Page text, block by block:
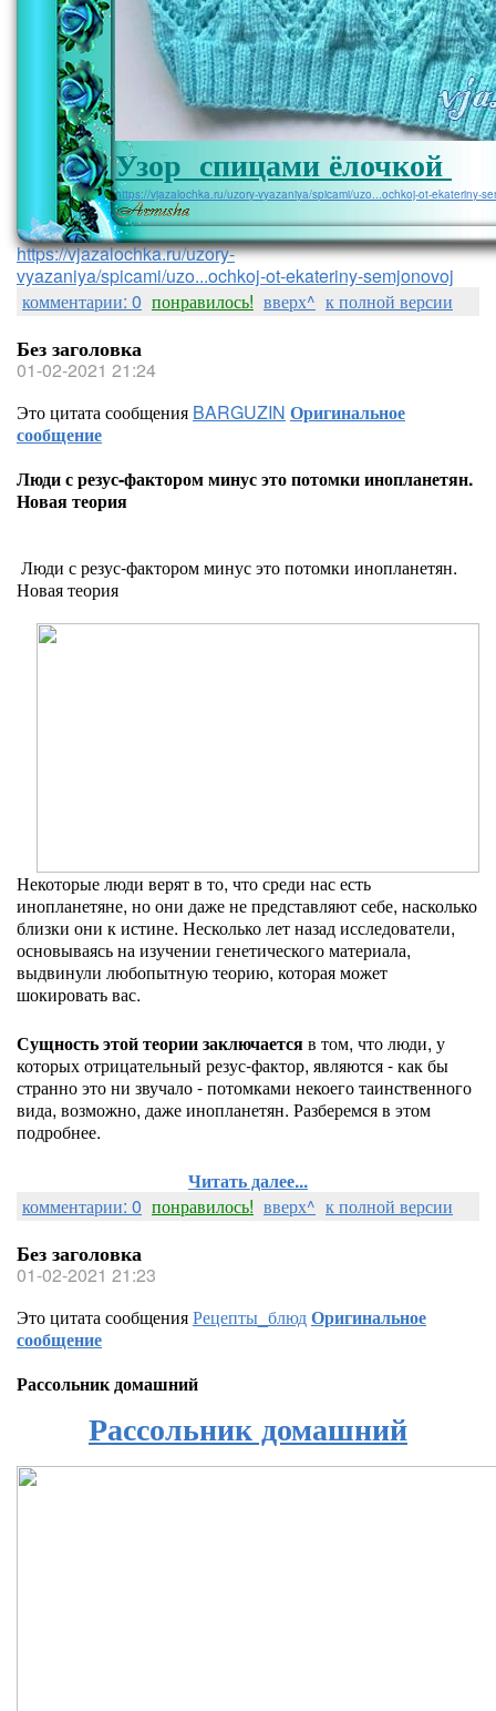
Узор спицами ёлочкой
https://vjazalochka.ru/uzory-vyazaniya/spicami/uzo...ochkoj-ot-ekateriny-
https://vjazalochka.ru/uzory-
vyazaniya/spicami/uzo...ochkoj-ot-ekateriny-semjonovoj
комментарии: 0 понравилось! вверх^ к полной версии
Без заголовка
01-02-2021 21:24
Это цитата сообщения BARGUZIN Оригинальное
сообщение
Люди с резус-фактором минус это потомки инопланетян.
Новая теория
Люди с резус-фактором минус это потомки инопланетян.
Новая теория
Некоторые люди верят в то, что среди нас есть
инопланетяне, но они даже не представляют себе, насколько
близки они к истине. Несколько лет назад исследователи,
основываясь на изучении генетического материала,
выдвинули любопытную теорию, которая может
шокировать вас.
Сущность этой теории заключаетсяв том, что люди, у
которых отрицательный резус-фактор, являются - как бы
странно это ни звучало - потомками некоего таинственного
вида, возможно, даже инопланетян. Разберемся в этом
подробнее.
Читать далее...
комментарии: 0 понравилось! вверх^ к полной версии
Без заголовка
01-02-2021 21:23
Это цитата сообщенияРецепты_блюдОригинальное
сообщение
Рассольник домашний
Рассольник домашний